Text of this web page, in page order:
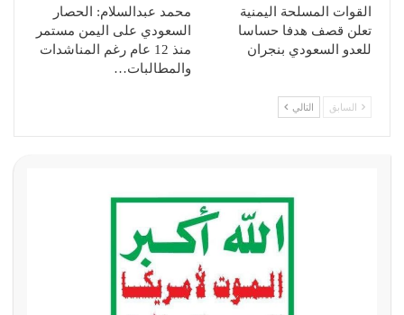
القوات المسلحة اليمنية
تعلن قصف هدفا حساسا
للعدو السعودي بنجران
محمد عبدالسلام: الحصار
السعودي على اليمن مستمر
منذ 12 عام رغم المناشدات
والمطالبات…
السابق التالي